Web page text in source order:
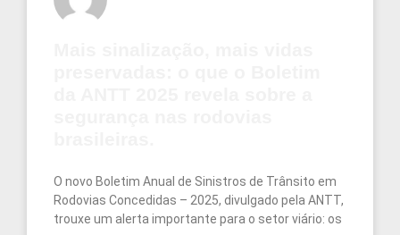
O novo Boletim Anual de Sinistros de Trânsito em
Rodovias Concedidas – 2025, divulgado pela ANTT,
trouxe um alerta importante para o setor viário: os